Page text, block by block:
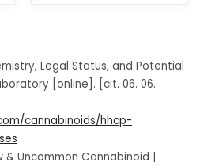
Legal Status, and Potential
[online]. [cit. 06. 06.
cannabinoids/hhcp-
& Uncommon Cannabinoid |